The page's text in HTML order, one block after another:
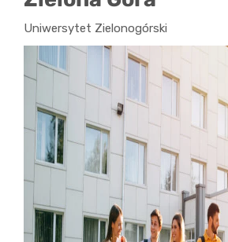
Uniwersytet Zielonogórski